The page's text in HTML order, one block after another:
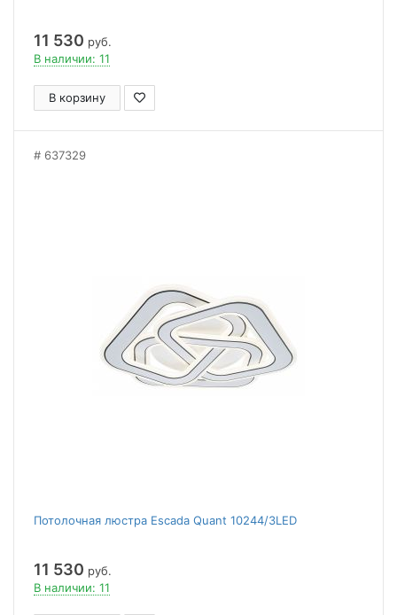
11 530 руб.
В наличии: 11
В корзину
637329
Потолочная люстра Escada Quant 10244/3LED
11 530 руб.
В наличии: 11